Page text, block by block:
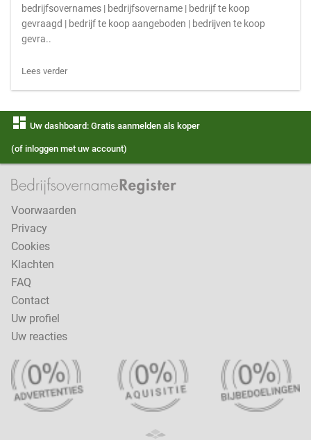
bedrijfsovernames | bedrijfsovername | bedrijf te koop
gevraagd | bedrijf te koop aangeboden | bedrijven te koop
gevra..
Lees verder
dashboard Uw dashboard: Gratis aanmelden als koper
(of inloggen met uw account)
Voorwaarden
Privacy
Cookies
Klachten
FAQ
Contact
Uw profiel
Uw reacties